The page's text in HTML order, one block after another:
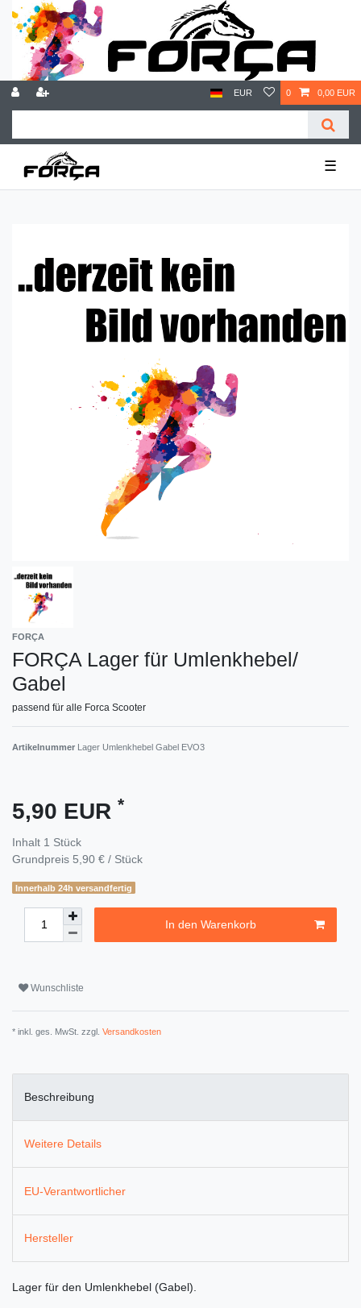
EUR 0 0,00 EUR
☰
FORÇA
FORÇA Lager für Umlenkhebel/
Gabel
passend für alle Forca Scooter
Artikelnummer Lager Umlenkhebel Gabel EVO3
5,90 EUR *
Inhalt 1 Stück
Grundpreis 5,90 € / Stück
Innerhalb 24h versandfertig
In den Warenkorb
Wunschliste
* inkl. ges. MwSt. zzgl. Versandkosten
Beschreibung
Weitere Details
EU-Verantwortlicher
Hersteller
Lager für den Umlenkhebel (Gabel).